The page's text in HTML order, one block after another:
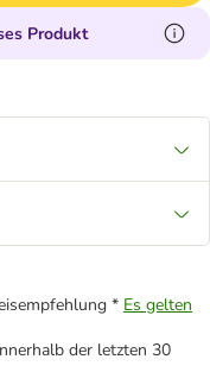
Produkt
* Es gelten
der letzten 30